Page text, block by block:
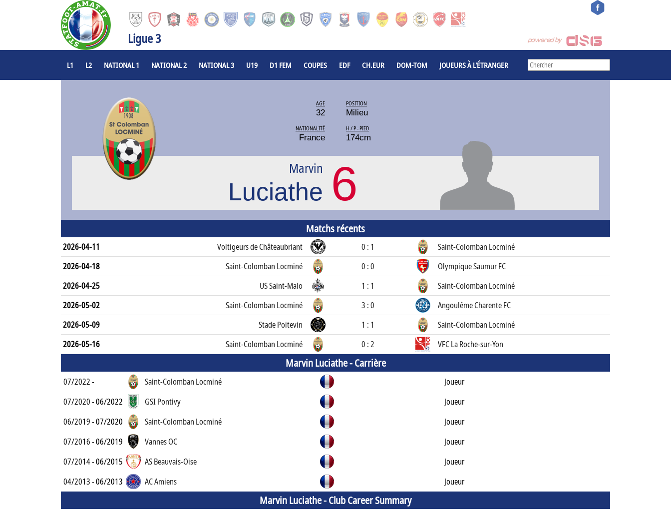
Ligue 3
L1 L2 NATIONAL 1 NATIONAL 2 NATIONAL 3 U19 D1 FEM COUPES EDF CH.EUR DOM-TOM JOUEURS À L'ÉTRANGER
AGE
32
NATIONALITÉ
France
POSITION
Milieu
H / P - PIED
174cm
6
Marvin
Luciathe
Matchs récents
2026-04-11 Voltigeurs de Châteaubriant 0 : 1
Saint-Colomban Locminé
2026-04-18
Saint-Colomban Locminé 0 : 0
Olympique Saumur FC
2026-04-25
US Saint-Malo 1 : 1
Saint-Colomban Locminé
2026-05-02
Saint-Colomban Locminé 3 : 0
Angoulême Charente FC
2026-05-09
Stade Poitevin 1 : 1
Saint-Colomban Locminé
2026-05-16
Saint-Colomban Locminé 0 : 2 VFC La Roche-sur-Yon
Marvin Luciathe -Carrière
07/2022 - Saint-Colomban Locminé
Joueur
07/2020 - 06/2022
GSI Pontivy
Joueur
06/2019 - 07/2020
Saint-Colomban Locminé
Joueur
07/2016 - 06/2019
Vannes OC
Joueur
07/2014 - 06/2015
AS Beauvais-Oise
Joueur
04/2013 - 06/2013
AC Amiens Joueur
Marvin Luciathe -Club Career Summary